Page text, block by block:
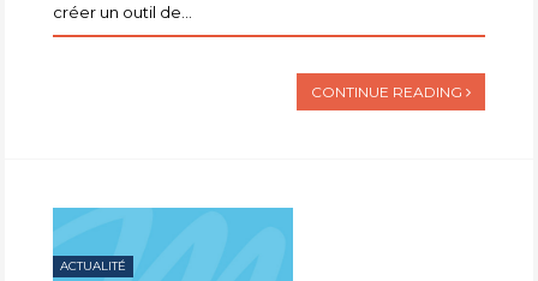
créer un outil de...
CONTINUE READING
ACTUALITÉ